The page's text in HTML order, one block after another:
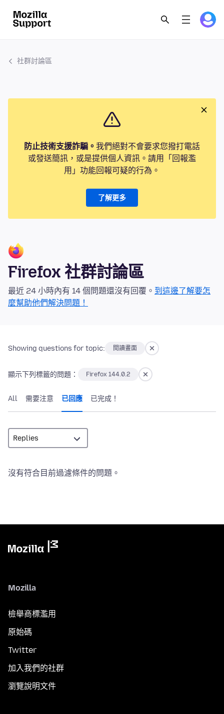
社群討論區
防止技術支援詐騙。 我們絕對不會要求您撥打電話
或發送簡訊，或是提供個人資訊。請用「回報濫
用」功能回報可疑的行為。
了解更多
Firefox 社群討論區
最近 24 小時內有 14 個問題還沒有回覆。 到這邊了解要怎
麼幫助他們解決問題！
Showing questions for topic: 閱讀畫面
顯示下列標籤的問題： Firefox 144.0.2
All 需要注意 已回應 已完成！
沒有符合目前過濾條件的問題。
Mozilla
檢舉商標濫用
原始碼
Twitter
加入我們的社群
瀏覽說明文件